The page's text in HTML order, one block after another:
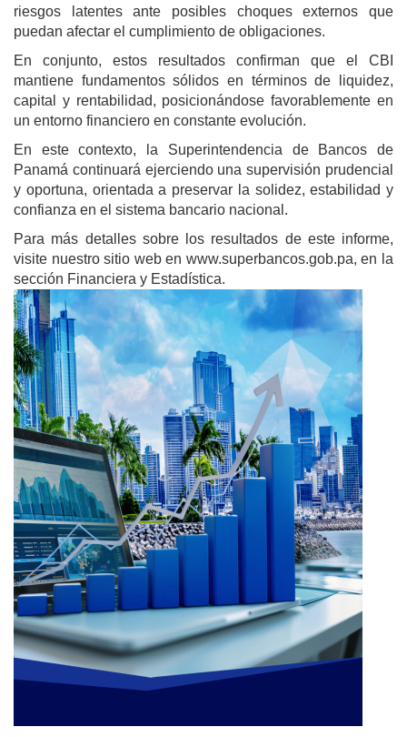
riesgos latentes ante posibles choques externos que
puedan afectar el cumplimiento de obligaciones.
En conjunto, estos resultados confirman que el CBI
mantiene fundamentos sólidos en términos de liquidez,
capital y rentabilidad, posicionándose favorablemente en
un entorno financiero en constante evolución.
En este contexto, la Superintendencia de Bancos de
Panamá continuará ejerciendo una supervisión prudencial
y oportuna, orientada a preservar la solidez, estabilidad y
confianza en el sistema bancario nacional.
Para más detalles sobre los resultados de este informe,
visite nuestro sitio web en www.superbancos.gob.pa, en la
sección Financiera y Estadística.
Image